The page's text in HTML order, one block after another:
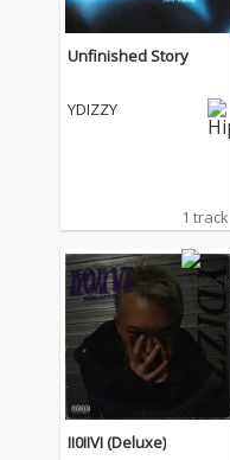
Unfinished Story
YDIZZY
1 track
II0IIVI (Deluxe)